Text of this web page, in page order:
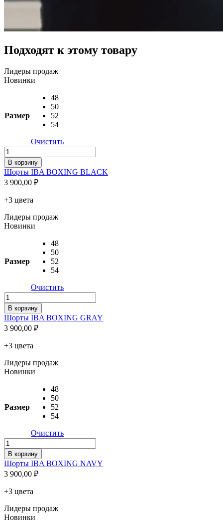
Подходят к этому товару
Лидеры продаж
Новинки
Размер
48
50
52
54
Очистить
Количество
товара
Шорты
IBA
BOXING
BLACK
В корзину
Шорты IBA BOXING BLACK
3 900,00 ₽
+3 цвета
Лидеры продаж
Новинки
Размер
48
50
52
54
Очистить
Количество
товара
Шорты
IBA
BOXING
GRAY
В корзину
Шорты IBA BOXING GRAY
3 900,00 ₽
+3 цвета
Лидеры продаж
Новинки
Размер
48
50
52
54
Очистить
Количество
товара
Шорты
IBA
BOXING
NAVY
В корзину
Шорты IBA BOXING NAVY
3 900,00 ₽
+3 цвета
Лидеры продаж
Новинки